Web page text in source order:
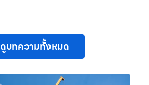
ดูบทความทั้งหมด